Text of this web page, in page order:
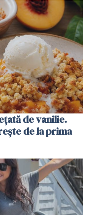
de vanilie.
de la prima